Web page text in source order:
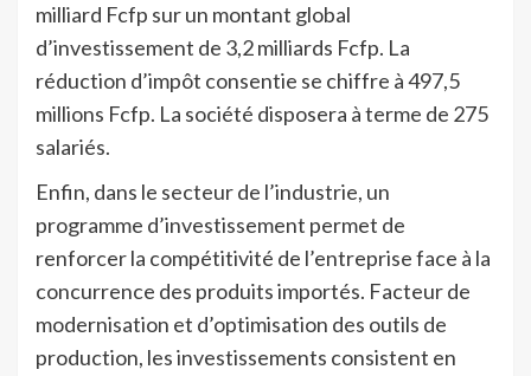
milliard Fcfp sur un montant global
d’investissement de 3,2 milliards Fcfp. La
réduction d’impôt consentie se chiffre à 497,5
millions Fcfp. La société disposera à terme de 275
salariés.
Enfin, dans le secteur de l’industrie, un
programme d’investissement permet de
renforcer la compétitivité de l’entreprise face à la
concurrence des produits importés. Facteur de
modernisation et d’optimisation des outils de
production, les investissements consistent en